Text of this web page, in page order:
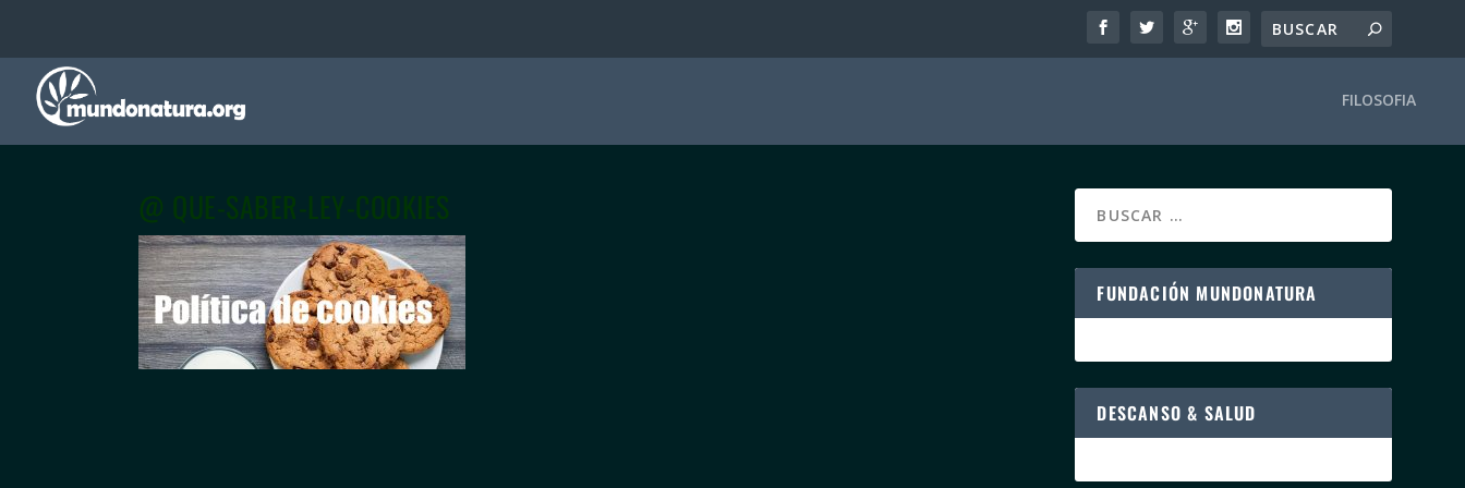
FILOSOFIA
@ QUE-SABER-LEY-COOKIES
FUNDACIÓN MUNDONATURA
DESCANSO & SALUD